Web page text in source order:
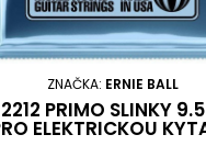
ZNAČKA: ERNIE BALL
2212 PRIMO SLINKY
ELEKTRICKOU